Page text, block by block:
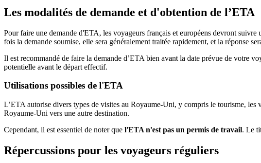
Les modalités de demande et d'obtention de l’ETA
Pour faire une demande d'ETA, les voyageurs français et européens devront
fois la demande soumise, elle sera généralement traitée rapidement, et la réponse
Il est recommandé de faire la demande d’ETA bien avant la date prévue de votre
potentielle avant le départ effectif.
Utilisations possibles de l'ETA
L’ETA autorise divers types de visites au Royaume-Uni, y compris le tourisme,
Royaume-Uni vers une autre destination.
Cependant, il est essentiel de noter que l'ETA n'est pas un permis de travail. Le
Répercussions pour les voyageurs réguliers